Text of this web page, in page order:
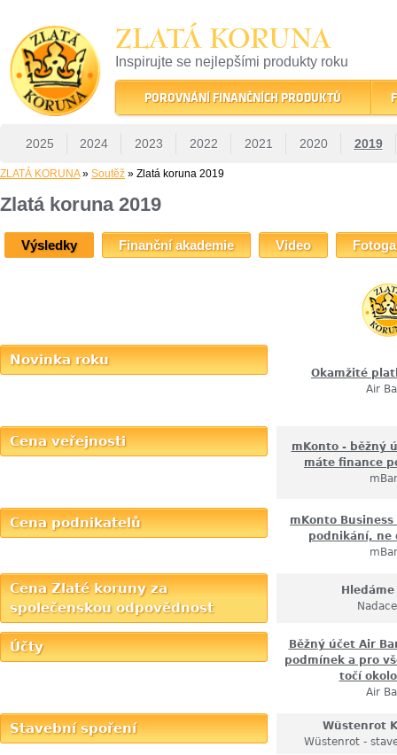
ZLATÁ KORUNA
Inspirujte se nejlepšími produkty roku
22 let tradice a kvality na finančním trhu
POROVNÁNÍ FINANČNÍCH PRODUKTŮ
2025 2024 2023 2022 2021 2020 2019
ZLATÁ KORUNA» Soutěž » Zlatá koruna 2019
Zlatá koruna 2019
Výsledky Finanční akademie Video
Novinka roku
Okamžité
Air
Cena veřejnosti
mKonto - běžný
máte finance
Cena podnikatelů
mKonto
podnikání, ne
Cena Zlaté koruny za
společenskou odpovědnost
Účty
Běžný účet Air
podmínek a pro
točí
Air
Stavební spoření
Wüstenrot
Wüstenrot -